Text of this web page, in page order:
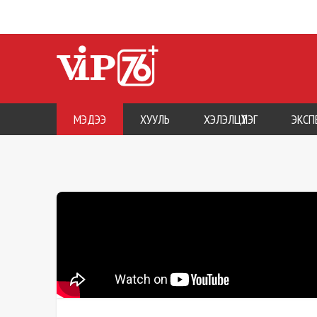
МЭДЭЭ ХУУЛЬ ХЭЛЭЛЦҮҮЛЭГ